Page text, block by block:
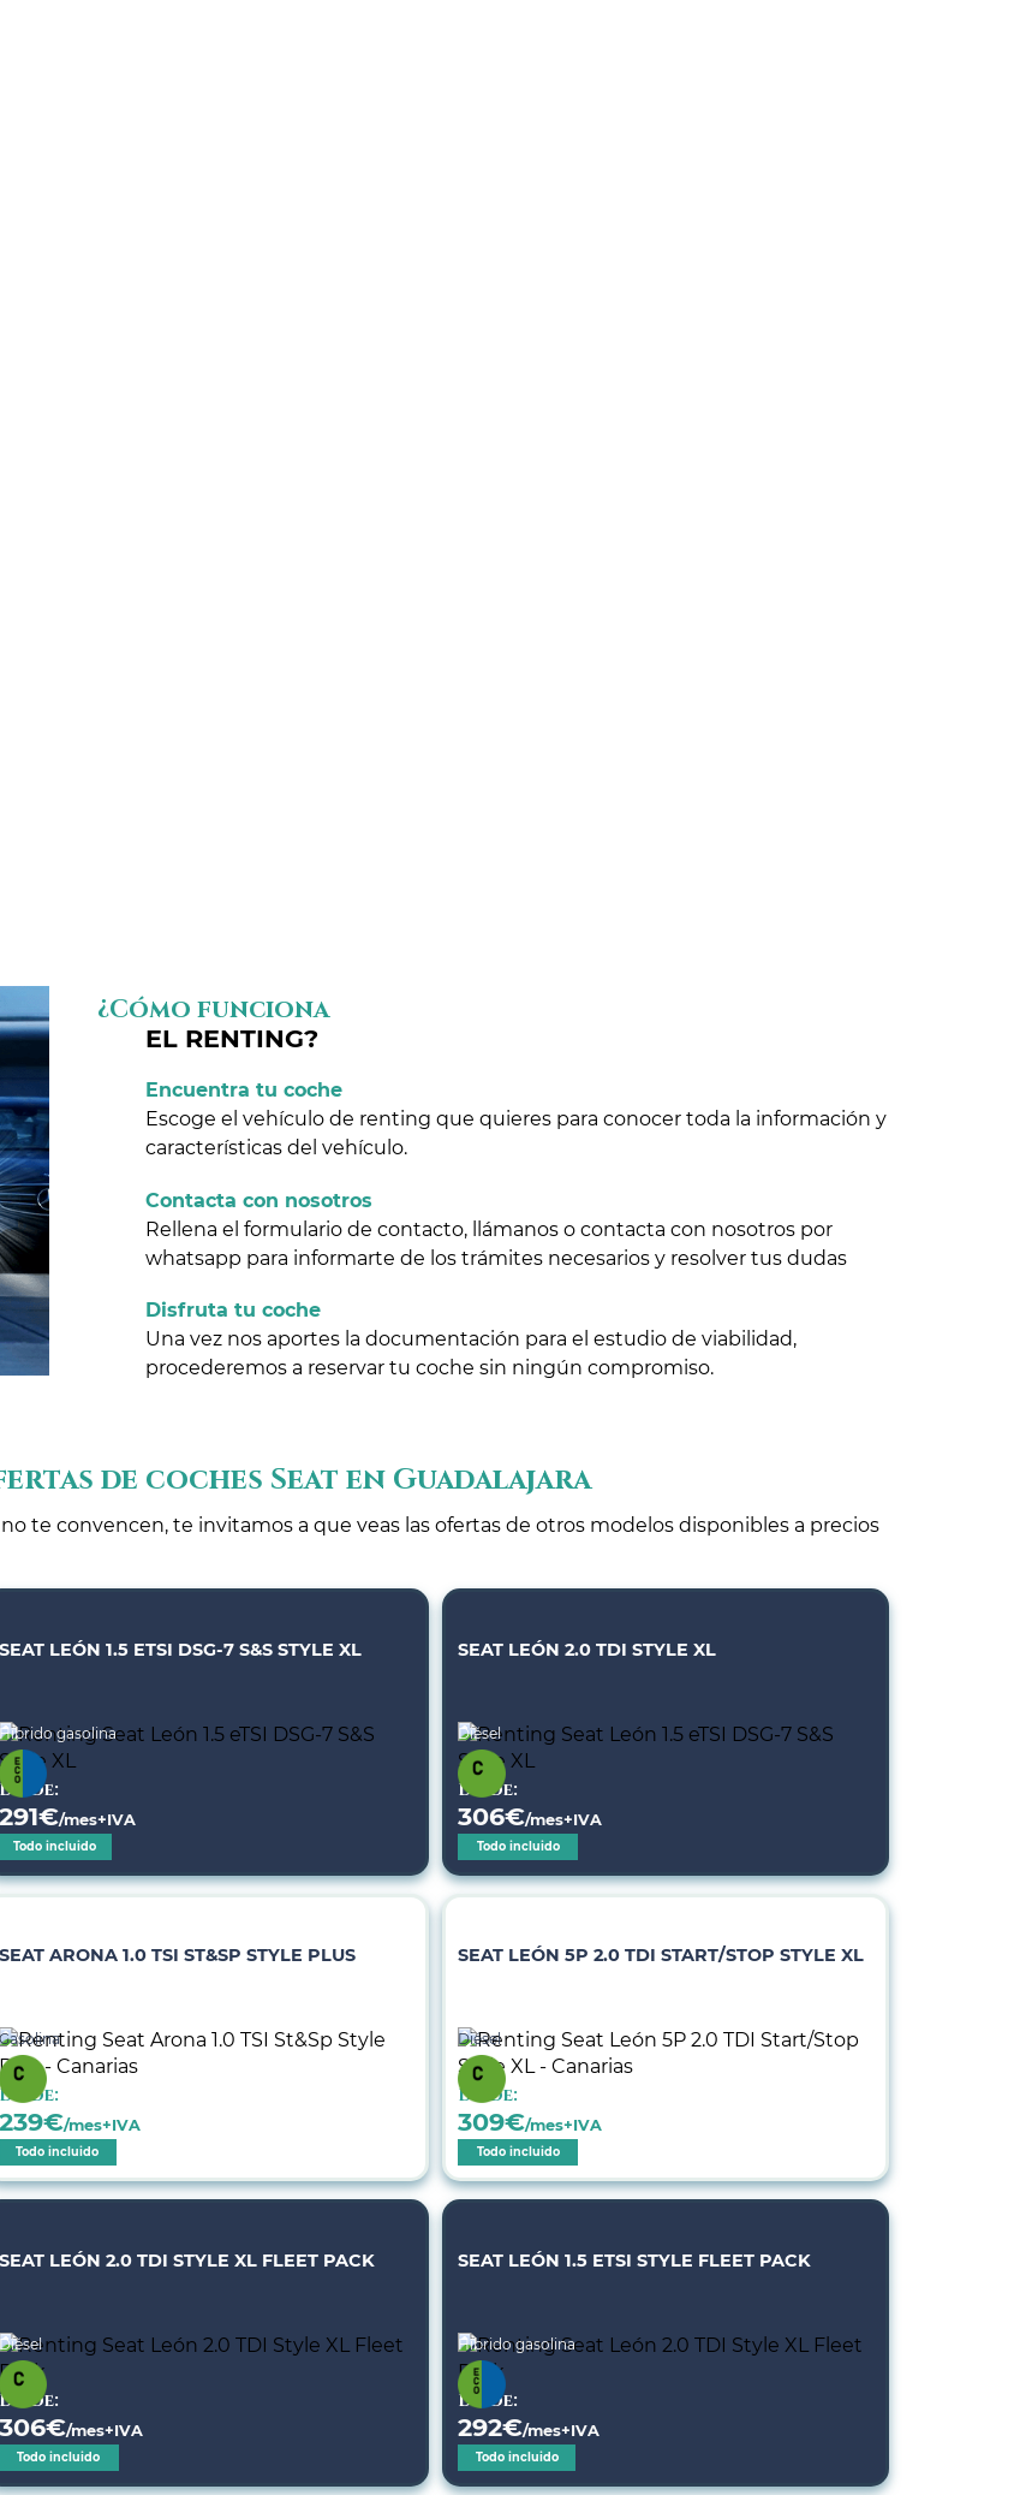
¿Cómo funciona
EL RENTING?
Encuentra tu coche
Escoge el vehículo de renting que quieres para conocer toda la información y
características del vehículo.
Contacta con nosotros
Rellena el formulario de contacto, llámanos o contacta con nosotros por
whatsapp para informarte de los trámites necesarios y resolver tus dudas
Disfruta tu coche
Una vez nos aportes la documentación para el estudio de viabilidad,
procederemos a reservar tu coche sin ningún compromiso.
de coches Seat en Guadalajara
te convencen, te invitamos a que veas las ofertas de otros modelos disponibles a precios
SEAT LEÓN 1.5 ETSI DSG-7 S&S STYLE XL
Híbrido gasolina
Desde:
291€/mes+IVA
Todo incluido
SEAT LEÓN 2.0 TDI STYLE XL
Diésel
Desde:
306€/mes+IVA
Todo incluido
SEAT ARONA 1.0 TSI ST&SP STYLE PLUS
Gasolina
Desde:
239€/mes+IVA
Todo incluido
SEAT LEÓN 5P 2.0 TDI START/STOP STYLE XL
Diésel
Desde:
309€/mes+IVA
Todo incluido
SEAT LEÓN 2.0 TDI STYLE XL FLEET PACK
Diésel
Desde:
306€/mes+IVA
Todo incluido
SEAT LEÓN 1.5 ETSI STYLE FLEET PACK
Híbrido gasolina
Desde:
292€/mes+IVA
Todo incluido